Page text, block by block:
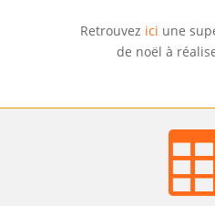
Retrouvez ici une
de noël à